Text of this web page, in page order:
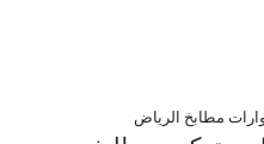
مطابخ الرياض